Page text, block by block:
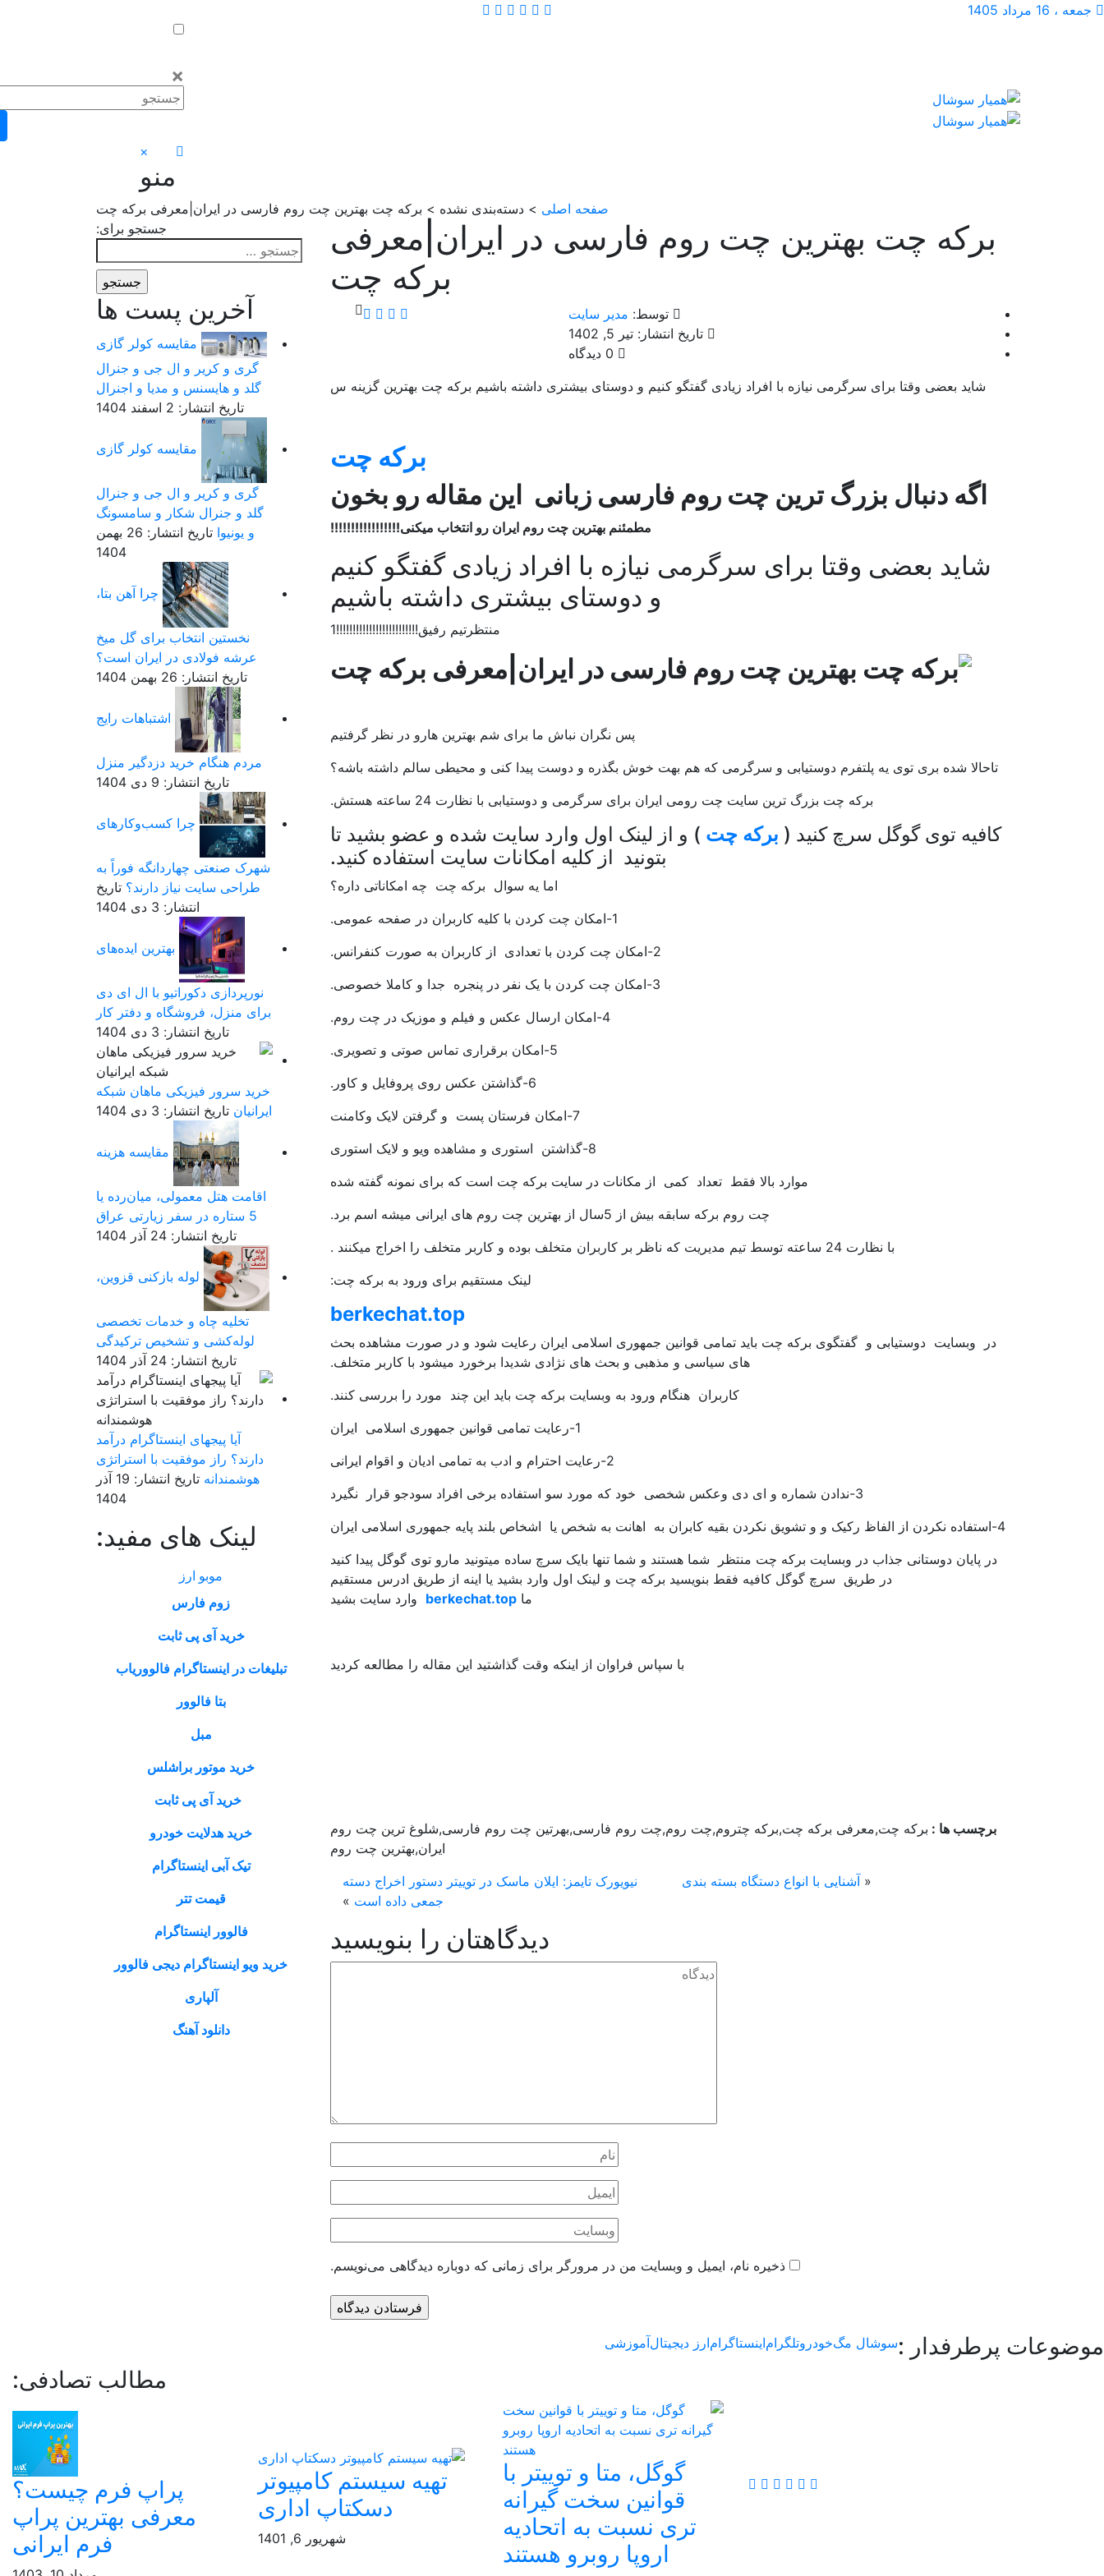
جمعه ، 16 مرداد 1405
×
×
منو
صفحه اصلی > دسته‌بندی نشده > برکه چت بهترین چت روم فارسی در ایران|معرفی برکه چت
برکه چت بهترین چت روم فارسی در ایران|معرفی
برکه چت
توسط: مدیر سایت
تاریخ انتشار: تیر 5, 1402
شاید بعضی وقتا برای سرگرمی نیازه با افراد زیادی گفتگو کنیم و دوستای بیشتری داشته باشیم برکه چت بهترین گزینه س
برکه چت
اگه دنبال بزرگ ترین چت روم فارسی زبانی این مقاله رو بخون
مطمئنم بهترین چت روم ایران رو انتخاب میکنی!!!!!!!!!!!!!!!!!
شاید بعضی وقتا برای سرگرمی نیازه با افراد زیادی گفتگو کنیم
و دوستای بیشتری داشته باشیم
منتظرتیم رفیق!!!!!!!!!!!!!!!!!!!!!!!!!1
پس نگران نباش ما برای شم بهترین هارو در نظر گرفتیم
تاحالا شده بری توی یه پلتفرم دوستیابی و سرگرمی که هم بهت خوش بگذره و دوست پیدا کنی و محیطی سالم داشته باشه؟
برکه چت بزرگ ترین سایت چت رومی ایران برای سرگرمی و دوستیابی با نظارت 24 ساعته هستش.
کافیه توی گوگل سرچ کنید ( برکه چت ) و از لینک اول وارد سایت شده و عضو بشید تا
بتونید از کلیه امکانات سایت استفاده کنید.
اما یه سوال برکه چت چه امکاناتی داره؟
1-امکان چت کردن با کلیه کاربران در صفحه عمومی.
2-امکان چت کردن با تعدادی از کاربران به صورت کنفرانس.
3-امکان چت کردن با یک نفر در پنجره جدا و کاملا خصوصی.
4-امکان ارسال عکس و فیلم و موزیک در چت روم.
5-امکان برقراری تماس صوتی و تصویری.
6-گذاشتن عکس روی پروفایل و کاور.
7-امکان فرستان پست و گرفتن لایک وکامنت
8-گذاشتن استوری و مشاهده ویو و لایک استوری
موارد بالا فقط تعداد کمی از مکانات در سایت برکه چت است که برای نمونه گفته شده
چت روم برکه سابقه بیش از 5سال از بهترین چت روم های ایرانی میشه اسم برد.
با نظارت 24 ساعته توسط تیم مدیریت که ناظر بر کاربران متخلف بوده و کاربر متخلف را اخراج میکنند .
لینک مستقیم برای ورود به برکه چت:
berkechat.top
در وبسایت دوستیابی و گفتگوی برکه چت باید تمامی قوانین جمهوری اسلامی ایران رعایت شود و در صورت مشاهده بحث
های سیاسی و مذهبی و بحث های نژادی شدیدا برخورد میشود با کاربر متخلف.
کاربران هنگام ورود به وبسایت برکه چت باید این چند مورد را بررسی کنند.
1-رعایت تمامی قوانین جمهوری اسلامی ایران
2-رعایت احترام و ادب به تمامی ادیان و اقوام ایرانی
3-ندادن شماره و ای دی وعکس شخصی خود که مورد سو استفاده برخی افراد سودجو قرار نگیرد
4-استفاده نکردن از الفاظ رکیک و و تشویق نکردن بقیه کابران به اهانت به شخص یا اشخاص بلند پایه جمهوری اسلامی ایران
در پایان دوستانی جذاب در وبسایت برکه چت منتظر شما هستند و شما تنها بایک سرچ ساده میتونید مارو توی گوگل پیدا کنید
در طریق سرچ گوگل کافیه فقط بنویسید برکه چت و لینک اول وارد بشید یا اینه از طریق ادرس مستقیم
ما berkechat.top وارد سایت بشید
با سپاس فراوان از اینکه وقت گذاشتید این مقاله را مطالعه کردید
برچسب ها : برکه چت,معرفی برکه چت,برکه چتروم,چت روم,چت روم فارسی,بهرتین چت روم فارسی,شلوغ ترین چت روم
ایران,بهترین چت روم
« آشنایی با انواع دستگاه بسته بندی
نیویورک تایمز: ایلان ماسک در توییتر دستور اخراج دسته
جمعی داده است »
دیدگاهتان را بنویسید
ذخیره نام، ایمیل و وبسایت من در مرورگر برای زمانی که دوباره دیدگاهی می‌نویسم.
جستجو برای:
آخرین پست ها
مقایسه کولر گازی
گری و کریر و ال جی و جنرال
گلد و هایسنس و مدیا و اجنرال
تاریخ انتشار: 2 اسفند 1404
مقایسه کولر گازی
گری و کریر و ال جی و جنرال
گلد و جنرال شکار و سامسونگ
و یونیوا
تاریخ انتشار: 26 بهمن
1404
چرا آهن بتا،
نخستین انتخاب برای گل میخ
عرشه فولادی در ایران است؟
تاریخ انتشار: 26 بهمن 1404
اشتباهات رایج
مردم هنگام خرید دزدگیر منزل
تاریخ انتشار: 9 دی 1404
چرا کسب‌وکارهای
شهرک صنعتی چهاردانگه فوراً به
طراحی سایت نیاز دارند؟ تاریخ
انتشار: 3 دی 1404
بهترین ایده‌های
نورپردازی دکوراتیو با ال ای دی
برای منزل، فروشگاه و دفتر کار
تاریخ انتشار: 3 دی 1404
خرید سرور فیزیکی ماهان شبکه
ایرانیان تاریخ انتشار: 3 دی 1404
مقایسه هزینه
اقامت هتل معمولی، میان‌رده یا
5 ستاره در سفر زیارتی عراق
تاریخ انتشار: 24 آذر 1404
لوله بازکنی قزوین،
تخلیه چاه و خدمات تخصصی
لوله‌کشی و تشخیص ترکیدگی
تاریخ انتشار: 24 آذر 1404
آیا پیجهای اینستاگرام درآمد
دارند؟ راز موفقیت با استراتژی
هوشمندانه
تاریخ انتشار: 19 آذر
1404
لینک های مفید:
موبو ارز
زوم فارس
خرید آی پی ثابت
تبلیغات در اینستاگرام فالووریاب
بتا فالوور
مبل
خرید موتور براشلس
خرید آی پی ثابت
خرید هدلایت خودرو
تیک آبی اینستاگرام
قیمت تتر
فالوور اینستاگرام
خرید ویو اینستاگرام دیجی فالوور
آلپاری
دانلود آهنگ
موضوعات پرطرفدار :سوشال مگخودروتلگراماینستاگرامارز دیجیتالآموزشی
مطالب تصادفی:
گوگل، متا و توییتر با
قوانین سخت گیرانه
تری نسبت به اتحادیه
اروپا روبرو هستند
تهیه سیستم کامپیوتر
دسکتاپ اداری
شهریور 6, 1401
پراپ فرم چیست؟
معرفی بهترین پراپ
فرم ایرانی